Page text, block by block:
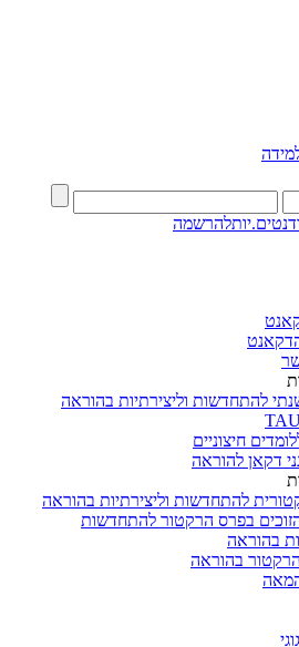
להרשמה
להתחדשות וליצירתיות בהוראה
חיצוניים
דקאן להוראה
להתחדשות וליצירתיות בהוראה
בפרס הרקטור להתחדשות
בהוראה
הרקטור בהוראה